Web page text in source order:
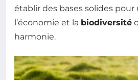
établir des bases solides pour
l’économie et la biodiversité
harmonie.